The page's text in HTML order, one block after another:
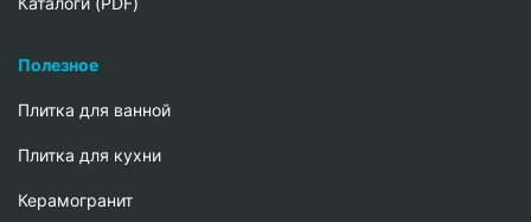
Полезное
Плитка для ванной
Плитка для кухни
Керамогранит